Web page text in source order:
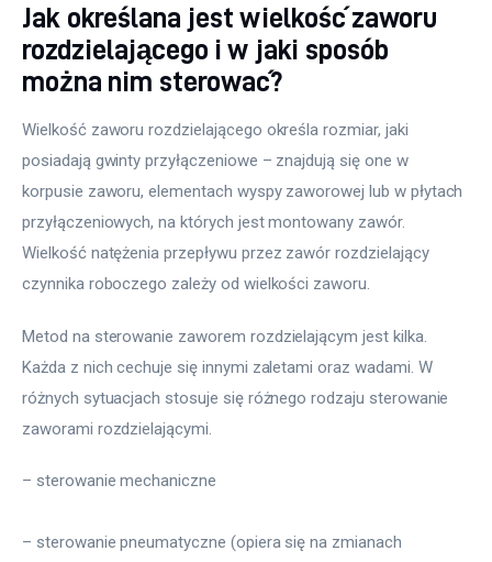
Jak określana jest wielkość zaworu
rozdzielającego i w jaki sposób
można nim sterować?
Wielkość zaworu rozdzielającego określa rozmiar, jaki
posiadają gwinty przyłączeniowe – znajdują się one w
korpusie zaworu, elementach wyspy zaworowej lub w płytach
przyłączeniowych, na których jest montowany zawór.
Wielkość natężenia przepływu przez zawór rozdzielający
czynnika roboczego zależy od wielkości zaworu.
Metod na sterowanie zaworem rozdzielającym jest kilka.
Każda z nich cechuje się innymi zaletami oraz wadami. W
różnych sytuacjach stosuje się różnego rodzaju sterowanie
zaworami rozdzielającymi.
– sterowanie mechaniczne
– sterowanie pneumatyczne (opiera się na zmianach